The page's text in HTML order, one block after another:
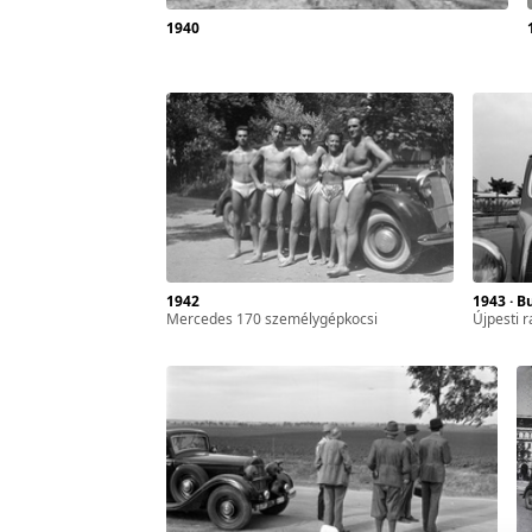
1940
1942
Mercedes 170 személygépkocsi
1943 ·
Újpesti